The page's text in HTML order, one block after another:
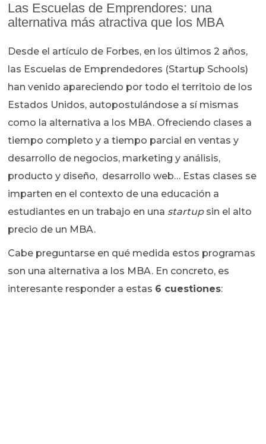
Las Escuelas de Emprendores: una
alternativa más atractiva que los MBA
Desde el artículo de Forbes, en los últimos 2 años,
las Escuelas de Emprendedores (Startup Schools)
han venido apareciendo por todo el territoio de los
Estados Unidos, autopostulándose a sí mismas
como la alternativa a los MBA. Ofreciendo clases a
tiempo completo y a tiempo parcial en ventas y
desarrollo de negocios, marketing y análisis,
producto y diseño, desarrollo web… Estas clases se
imparten en el contexto de una educación a
estudiantes en un trabajo en una startup sin el alto
precio de un MBA.
Cabe preguntarse en qué medida estos programas
son una alternativa a los MBA. En concreto, es
interesante responder a estas 6 cuestiones: